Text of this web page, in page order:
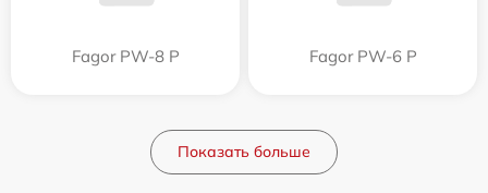
Fagor PW-8 P Fagor PW-6 P
Показать больше